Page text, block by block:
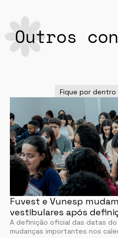
Outros
Fique por dentro
Fuvest e Vunesp
vestibulares após
A definição oficial das datas
mudanças importantes nos